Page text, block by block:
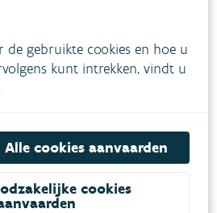
de gebruikte cookies en hoe u
kunt intrekken, vindt u
.
Alle cookies aanvaarden
cookies